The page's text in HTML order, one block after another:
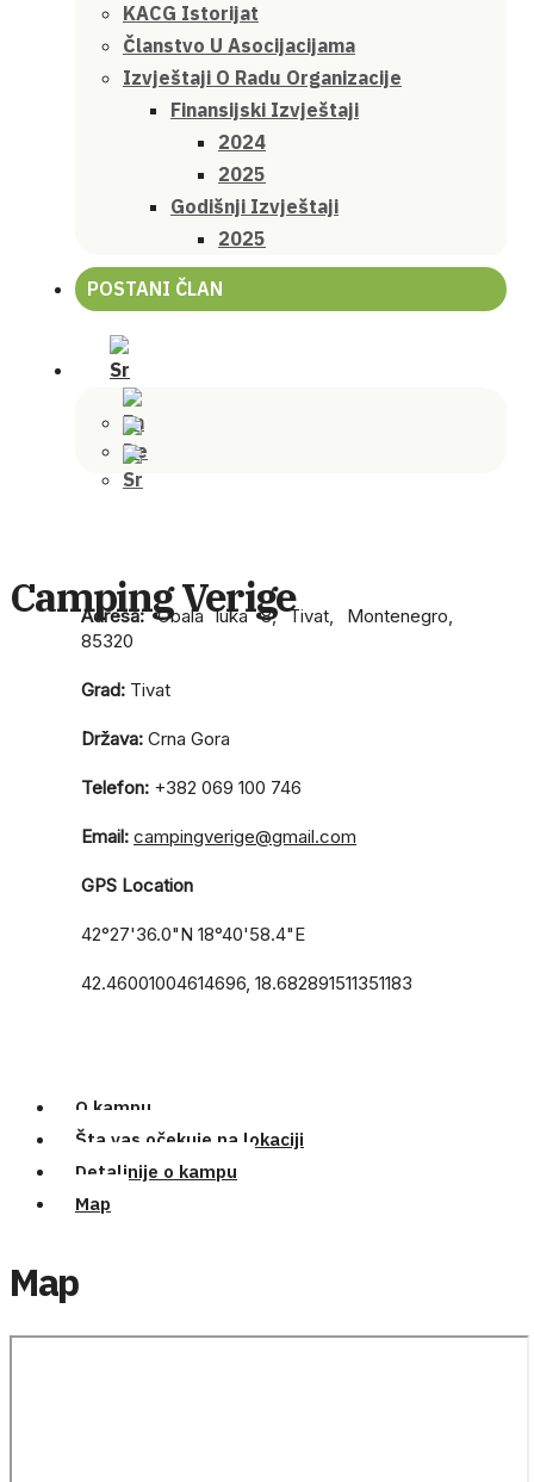
KACG Istorijat
Članstvo U Asocijacijama
Izvještaji O Radu Organizacije
Finansijski Izvještaji
2024
2025
Godišnji Izvještaji
2025
POSTANI ČLAN
Camping Verige
Adresa:Obala luka 8, Tivat, Montenegro,
85320
Grad: Tivat
Država: Crna Gora
Telefon: +382 069 100 746
Email: campingverige@gmail.com
GPS Location
42°27'36.0"N 18°40'58.4"E
42.46001004614696, 18.682891511351183
O kampu
Šta vas očekuje na lokaciji
Detaljnije o kampu
Map
Map